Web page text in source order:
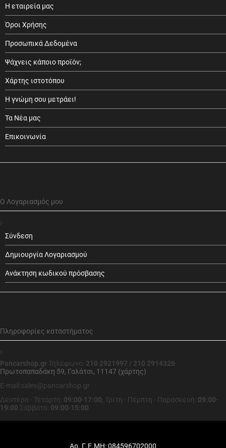
Η εταιρεία μας
Όροι Χρήσης
Προσωπικά Δεδομένα
Ψάχνεις κάποιο προϊόν;
Χάρτης ιστοτόπου
Η γνώμη σου μετράει!
Τα Νέα μας
Επικοινωνία
Ο Λογαριασμός μου
Σύνδεση
Δημιουργία Λογαριασμού
Ανάκτηση κωδικού πρόσβασης
Πληροφορίες καταστήματος
Pancarshop.gr Τηλέφωνο: 210 2921997 / 210 2914326
Πρωτοπαπαδάκη 59, Γαλάτσι, 11147 (χάρτης)
E-mail:sales@pancarshop.gr
Δευτέρα - Τετάρτη: 09:00-17:00, Τρίτη - Πέμπτη - Παρασκευή: 09:00-
19:00 Σάββατο: 09:00-15:00
Αρ. Γ.Ε.ΜΗ: 084596702000